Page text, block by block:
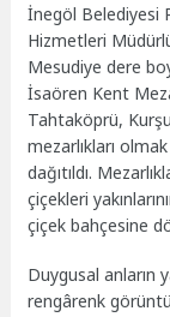
İnegöl Belediyesi
Hizmetleri
Mesudiye dere
İsaören Kent
Tahtaköprü,
mezarlıkları
dağıtıldı.
çiçekleri
çiçek bahçesine
Duygusal anların
rengârenk